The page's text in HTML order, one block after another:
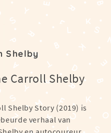
Shelby
Carroll Shelby
Shelby Story (2019) is
verhaal van